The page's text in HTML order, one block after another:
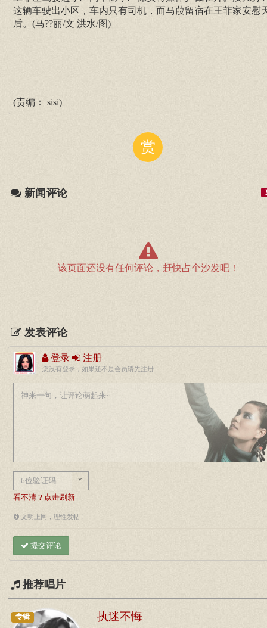
这辆车驶出小区，车内只有司机，而马葭留宿在王菲家安慰
后。(马??丽/文 洪水/图)
(责编： sisi)
赏
新闻评论
该页面还没有任何评论，赶快占个沙发吧！
发表评论
登录 注册
您没有登录，如果还不是会员请先注册
*
看不清？点击刷新
文明上网，理性发帖！
提交评论
推荐唱片
专辑 执迷不悔